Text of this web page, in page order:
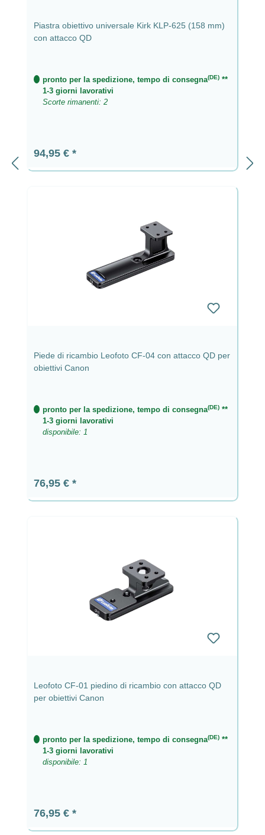
Piastra obiettivo universale Kirk KLP-625 (158 mm)
con attacco QD
pronto per la spedizione, tempo di consegna(DE) **
1-3 giorni lavorativi
Scorte rimanenti: 2
Prezzo normale:
94,95 €
Piede di ricambio Leofoto CF-04 con attacco QD per
obiettivi Canon
pronto per la spedizione, tempo di consegna(DE) **
1-3 giorni lavorativi
disponibile: 1
Prezzo normale:
76,95 €
Leofoto CF-01 piedino di ricambio con attacco QD
per obiettivi Canon
pronto per la spedizione, tempo di consegna(DE) **
1-3 giorni lavorativi
disponibile: 1
Prezzo normale:
76,95 €